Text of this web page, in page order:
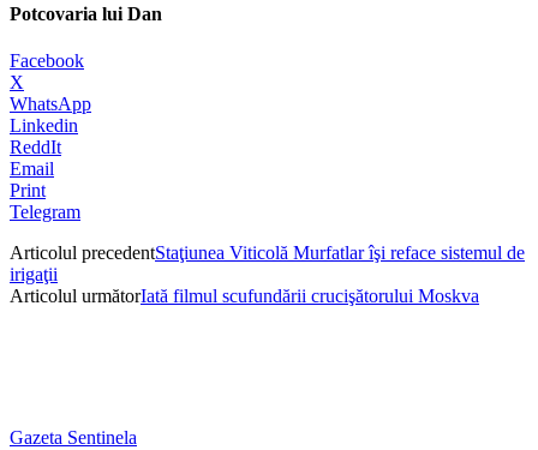
Potcovaria lui Dan
Facebook
X
WhatsApp
Linkedin
ReddIt
Email
Print
Telegram
Articolul precedentStaţiunea Viticolă Murfatlar îşi reface sistemul de
irigaţii
Articolul următorIată filmul scufundării crucişătorului Moskva
Gazeta Sentinela